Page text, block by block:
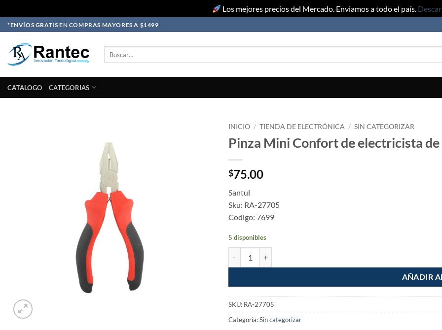
Los mejores precios del Mercado. Enviamos a todo el país.
Skip
to
content
*ENVÍOS GRATIS EN COMPRAS MAYORES A $1499
CATALOGO CATEGORIAS
INICIO / TIENDA DE ELECTRÓNICA / SIN CATEGORIZAR
Pinza Mini Confort de electricista
$75.00
Santul
Sku: RA-27705
Codigo: 7699
5 disponibles
AÑADIR
SKU: RA-27705
Categoría:Sin categorizar